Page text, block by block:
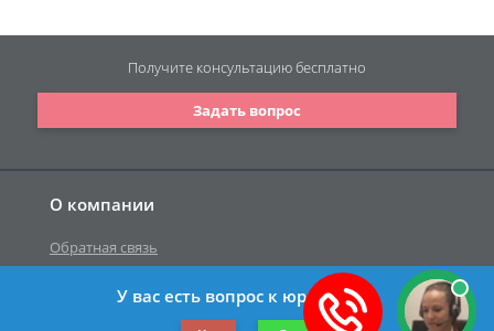
О компании
Обратная связь
©2019-2026 Все права защищены.
Задать вопрос
Получите консультациюбесплатно
У вас есть вопрос к юристу?